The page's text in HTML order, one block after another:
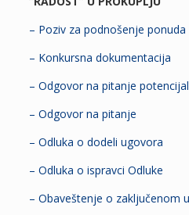
– Poziv za podnošenje ponuda
– Konkursna dokumentacija
– Odgovor na pitanje
– Odgovor na pitanje
– Odluka o dodeli ugovora
– Odluka o ispravci Odluke
– Obaveštenje o zaključenom